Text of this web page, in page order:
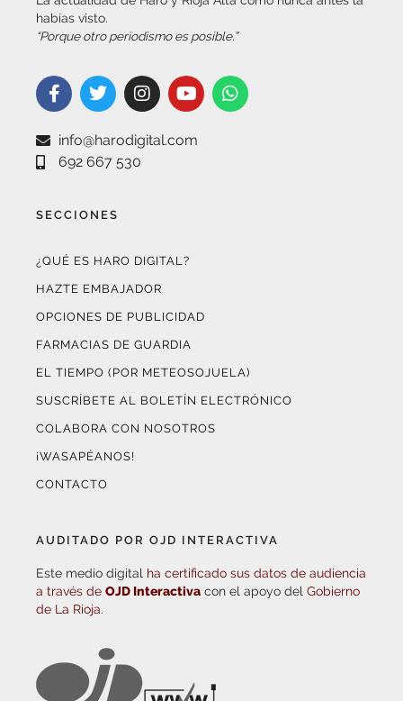
habías visto.
“Porque otro periodismo es posible.”
info@harodigital.com
692 667 530
SECCIONES
¿QUÉ ES HARO DIGITAL?
HAZTE EMBAJADOR
OPCIONES DE PUBLICIDAD
FARMACIAS DE GUARDIA
EL TIEMPO (POR METEOSOJUELA)
SUSCRÍBETE AL BOLETÍN ELECTRÓNICO
COLABORA CON NOSOTROS
¡WASAPÉANOS!
CONTACTO
AUDITADO POR OJD INTERACTIVA
Este medio digital ha certificado sus datos de audiencia
a través de OJD Interactiva con el apoyo del Gobierno
de La Rioja.